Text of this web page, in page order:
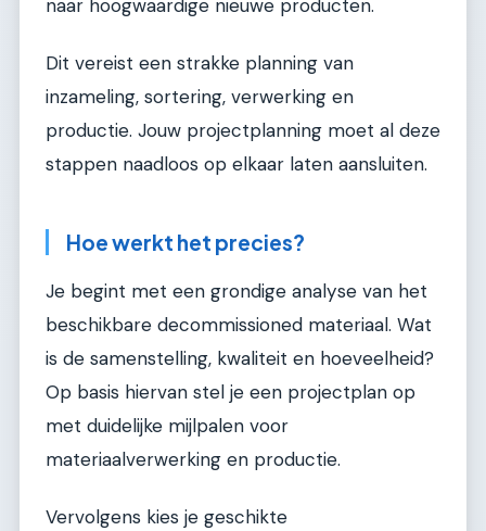
naar hoogwaardige nieuwe producten.
Dit vereist een strakke planning van
inzameling, sortering, verwerking en
productie. Jouw projectplanning moet al deze
stappen naadloos op elkaar laten aansluiten.
Hoe werkt het precies?
Je begint met een grondige analyse van het
beschikbare decommissioned materiaal. Wat
is de samenstelling, kwaliteit en hoeveelheid?
Op basis hiervan stel je een projectplan op
met duidelijke mijlpalen voor
materiaalverwerking en productie.
Vervolgens kies je geschikte